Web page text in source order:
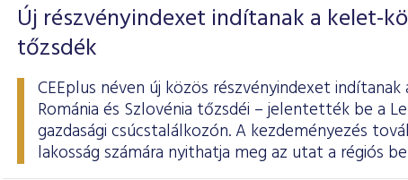
Új részvényindexet indítanak a kelet-
tőzsdék
CEEplus néven új közös részvényindexet
Románia és Szlovénia tőzsdéi – jelentették be a
gazdasági csúcstalálkozón. A kezdeményezés
lakosság számára nyithatja meg az utat a régiós